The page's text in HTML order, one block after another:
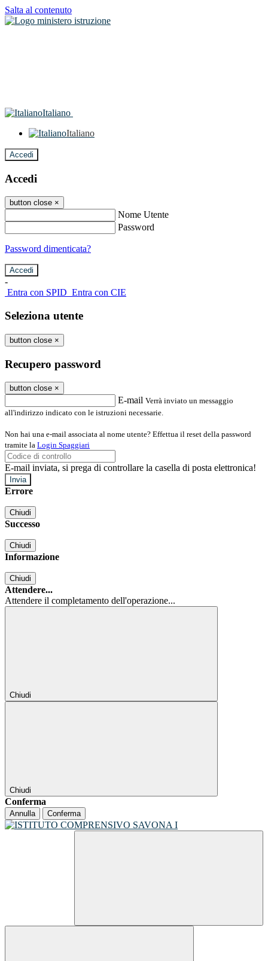
Salta al contenuto
Italiano
Italiano
Accedi
Accedi
button close ×
Nome Utente
Password
Password dimenticata?
-
Entra con SPID Entra con CIE
Seleziona utente
button close ×
Recupero password
button close ×
E-mail Verrà inviato un messaggio
all'indirizzo indicato con le istruzioni necessarie.
Non hai una e-mail associata al nome utente? Effettua il reset della password
tramite la Login Spaggiari
E-mail inviata, si prega di controllare la casella di posta elettronica!
Errore
Chiudi
Successo
Chiudi
Informazione
Chiudi
Attendere...
Attendere il completamento dell'operazione...
Chiudi
Chiudi
Conferma
Annulla Conferma